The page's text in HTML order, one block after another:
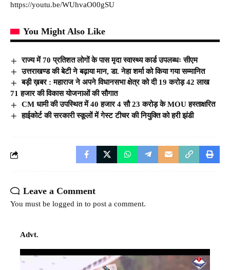
https://youtu.be/WUhvaO00gSU
You Might Also Like
राज्य में 70 प्रतिशत लोगों के पास मृदा स्वास्थ्य कार्ड उपलब्धः सीएम
उत्तराखण्ड की बेटी ने बढ़ाया मान, डा. नेहा शर्मा को किया गया सम्मानित
बड़ी ख़बर : महाराज ने अपने विधानसभा क्षेत्र को दी 19 करोड़ 42 लाख
71 हजार की विकास योजनाओं की सौगात
CM धामी की उपस्थित में 40 हजार 4 सौ 23 करोड़ के MOU हस्ताक्षरित
हाईकोर्ट की सरकारी स्कूलों में गेस्ट टीचर की नियुक्ति को हरी झंडी
Leave a Comment
You must be logged in to post a comment.
Advt.
Video